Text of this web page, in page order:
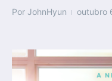
Por JohnHyun outubro